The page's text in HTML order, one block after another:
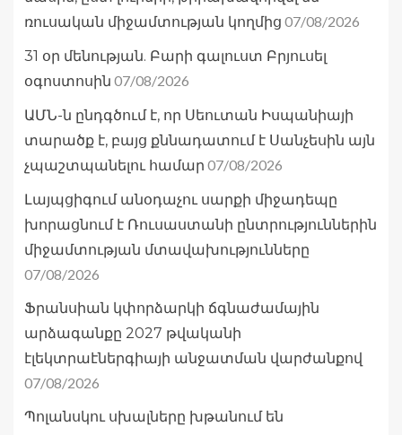
ռուսական միջամտության կողմից 07/08/2026
31 օր մենության. Բարի գալուստ Բրյուսել
օգոստոսին 07/08/2026
ԱՄՆ-ն ընդգծում է, որ Սեուտան Իսպանիայի
տարածք է, բայց քննադատում է Սանչեսին այն
չպաշտպանելու համար 07/08/2026
Լայպցիգում անօդաչու սարքի միջադեպը
խորացնում է Ռուսաստանի ընտրություններին
միջամտության մտավախությունները
07/08/2026
Ֆրանսիան կփորձարկի ճգնաժամային
արձագանքը 2027 թվականի
էլեկտրաէներգիայի անջատման վարժանքով
07/08/2026
Պոլանսկու սխալները խթանում են